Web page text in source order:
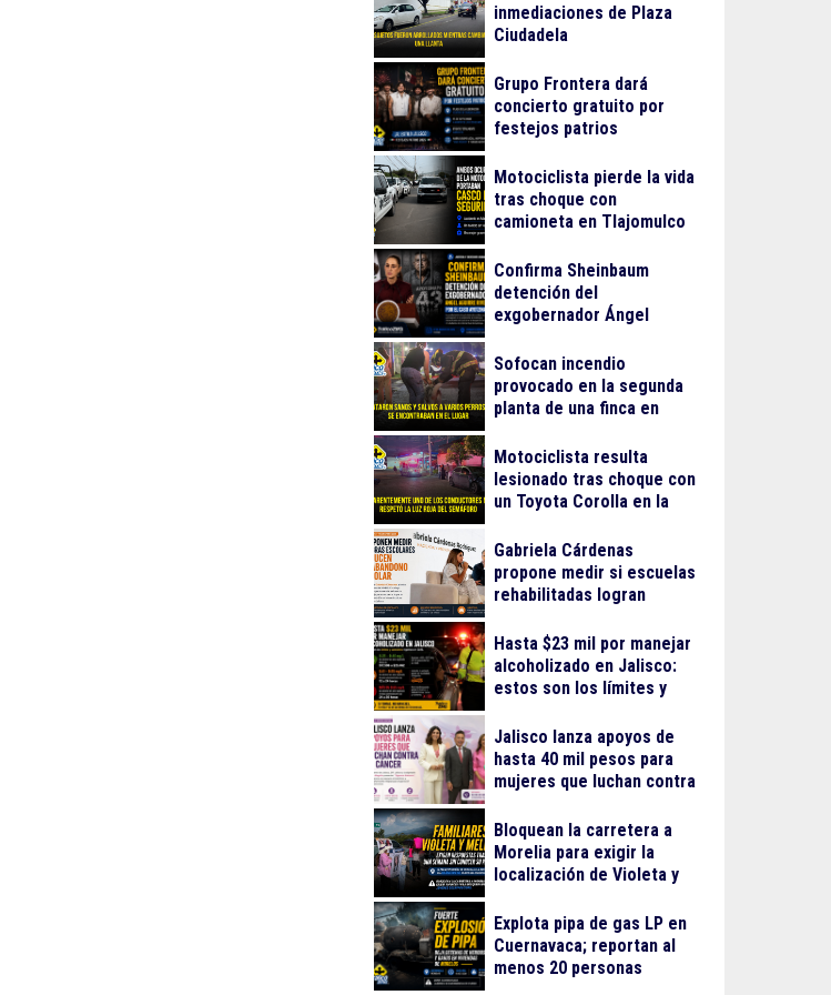
inmediaciones de Plaza
Ciudadela
Grupo Frontera dará
concierto gratuito por
festejos patrios
Motociclista pierde la vida
tras choque con
camioneta en Tlajomulco
Confirma Sheinbaum
detención del
exgobernador Ángel
Ayotzinapa
Sofocan incendio
provocado en la segunda
planta de una finca en
Motociclista resulta
lesionado tras choque con
un Toyota Corolla en la
Gabriela Cárdenas
propone medir si escuelas
rehabilitadas logran
escolar
Hasta $23 mil por manejar
alcoholizado en Jalisco:
estos son los límites y
Jalisco lanza apoyos de
hasta 40 mil pesos para
mujeres que luchan contra
Bloquean la carretera a
Morelia para exigir la
localización de Violeta y
Explota pipa de gas LP en
Cuernavaca; reportan al
menos 20 personas